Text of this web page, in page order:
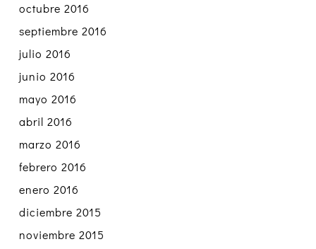
octubre 2016
septiembre 2016
julio 2016
junio 2016
mayo 2016
abril 2016
marzo 2016
febrero 2016
enero 2016
diciembre 2015
noviembre 2015